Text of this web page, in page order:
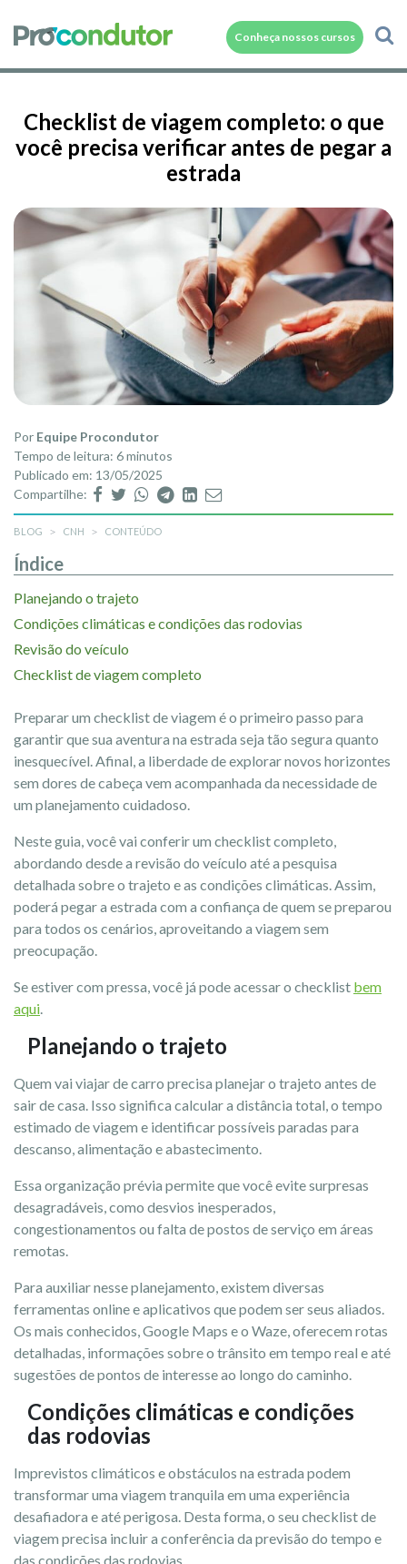
Conheça nossos cursos
Checklist de viagem completo: o que
você precisa verificar antes de pegar a
estrada
Por Equipe Procondutor
Tempo de leitura: 6 minutos
Publicado em: 13/05/2025
Compartilhe:
BLOG CNH CONTEÚDO
Índice
Planejando o trajeto
Condições climáticas e condições das rodovias
Revisão do veículo
Checklist de viagem completo
Preparar um checklist de viagem é o primeiro passo para
garantir que sua aventura na estrada seja tão segura quanto
inesquecível. Afinal, a liberdade de explorar novos horizontes
sem dores de cabeça vem acompanhada da necessidade de
um planejamento cuidadoso.
Neste guia, você vai conferir um checklist completo,
abordando desde a revisão do veículo até a pesquisa
detalhada sobre o trajeto e as condições climáticas. Assim,
poderá pegar a estrada com a confiança de quem se preparou
para todos os cenários, aproveitando a viagem sem
preocupação.
Se estiver com pressa, você já pode acessar o checklist bem
aqui.
Planejando o trajeto
Quem vai viajar de carro precisa planejar o trajeto antes de
sair de casa. Isso significa calcular a distância total, o tempo
estimado de viagem e identificar possíveis paradas para
descanso, alimentação e abastecimento.
Essa organização prévia permite que você evite surpresas
desagradáveis, como desvios inesperados,
congestionamentos ou falta de postos de serviço em áreas
remotas.
Para auxiliar nesse planejamento, existem diversas
ferramentas online e aplicativos que podem ser seus aliados.
Os mais conhecidos, Google Maps e o Waze, oferecem rotas
detalhadas, informações sobre o trânsito em tempo real e até
sugestões de pontos de interesse ao longo do caminho.
Condições climáticas e condições
das rodovias
Imprevistos climáticos e obstáculos na estrada podem
transformar uma viagem tranquila em uma experiência
desafiadora e até perigosa. Desta forma, o seu checklist de
viagem precisa incluir a conferência da previsão do tempo e
das condições das rodovias.